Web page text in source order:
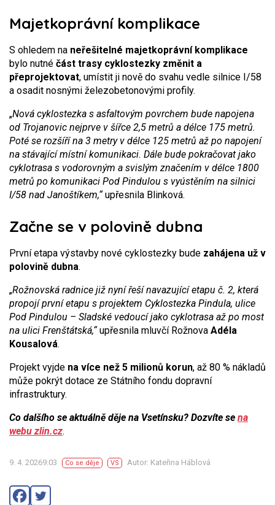
Majetkoprávní komplikace
S ohledem na neřešitelné majetkoprávní komplikace
bylo nutné část trasy cyklostezky změnit a
přeprojektovat, umístit ji nově do svahu vedle silnice I/58
a osadit nosnými železobetonovými profily.
„Nová cyklostezka s asfaltovým povrchem bude napojena
od Trojanovic nejprve v šířce 2,5 metrů a délce 175 metrů.
Poté se rozšíří na 3 metry v délce 125 metrů až po napojení
na stávající místní komunikaci. Dále bude pokračovat jako
cyklotrasa s vodorovným a svislým značením v délce 1800
metrů po komunikaci Pod Pindulou s vyústěním na silnici
I/58 nad Janoštíkem,“upřesnila Blinková.
Začne se v polovině dubna
První etapa výstavby nové cyklostezky bude zahájena už v
polovině dubna.
„Rožnovská radnice již nyní řeší navazující etapu č. 2, která
propojí první etapu s projektem Cyklostezka Pindula, ulice
Pod Pindulou – Sladské vedoucí jako cyklotrasa až po most
na ulici Frenštátská,“upřesnila mluvčí Rožnova Adéla
Kousalová.
Projekt vyjde na více než 5 milionů korun, až 80 % nákladů
může pokrýt dotace ze Státního fondu dopravní
infrastruktury.
Co dalšího se aktuálně děje na Vsetínsku? Dozvíte se na
webu zlin.cz.
9. 4. 20269:03 Co se děje VS Autor: Kateřina Háblová